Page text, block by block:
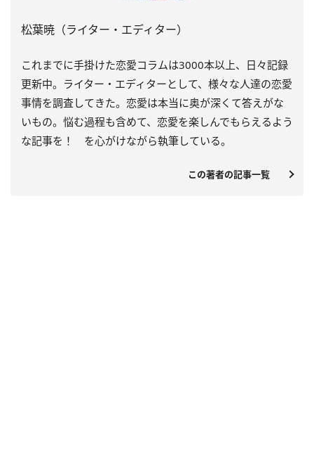
松葉暁（ライター・エディター）
これまでに手掛けた恋愛コラムは3000本以上、日々記録
更新中。ライター・エディターとして、様々な人達の恋愛
事情を調査してきた。恋愛は本当に奥が深くて答えがな
いもの。悩む過程も含めて、恋愛を楽しんでもらえるよう
な記事を！ を心がけながら執筆している。
この著者の記事一覧